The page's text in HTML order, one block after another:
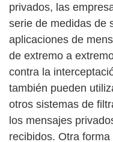
privados, las
serie de medidas de
aplicaciones de
de extremo a
contra la
también pueden
otros sistemas de
los mensajes
recibidos. Otra